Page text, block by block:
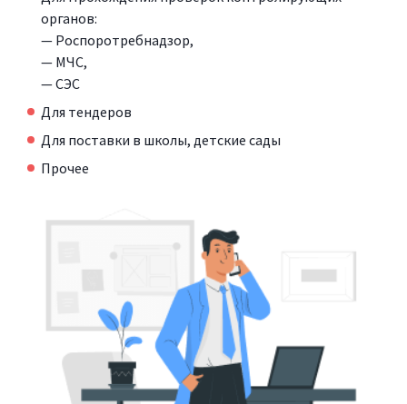
органов:
— Роспоротребнадзор,
— МЧС,
— СЭС
Для тендеров
Для поставки в школы, детские сады
Прочее